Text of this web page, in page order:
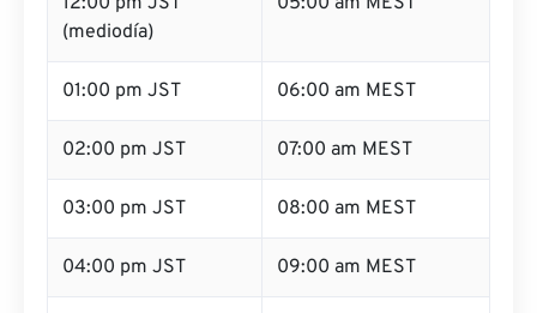
(mediodía)
01:00 pm JST 06:00 am MEST
02:00 pm JST 07:00 am MEST
03:00 pm JST 08:00 am MEST
04:00 pm JST 09:00 am MEST